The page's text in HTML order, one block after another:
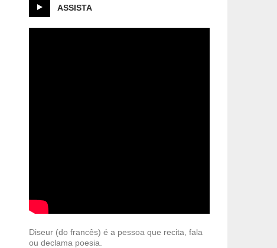
ASSISTA
Diseur (do francês) é a pessoa que recita, fala
ou declama poesia.